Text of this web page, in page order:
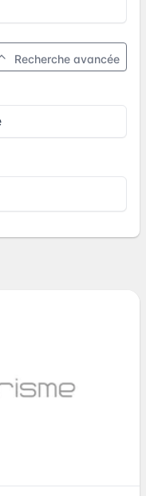
Recherche avancée